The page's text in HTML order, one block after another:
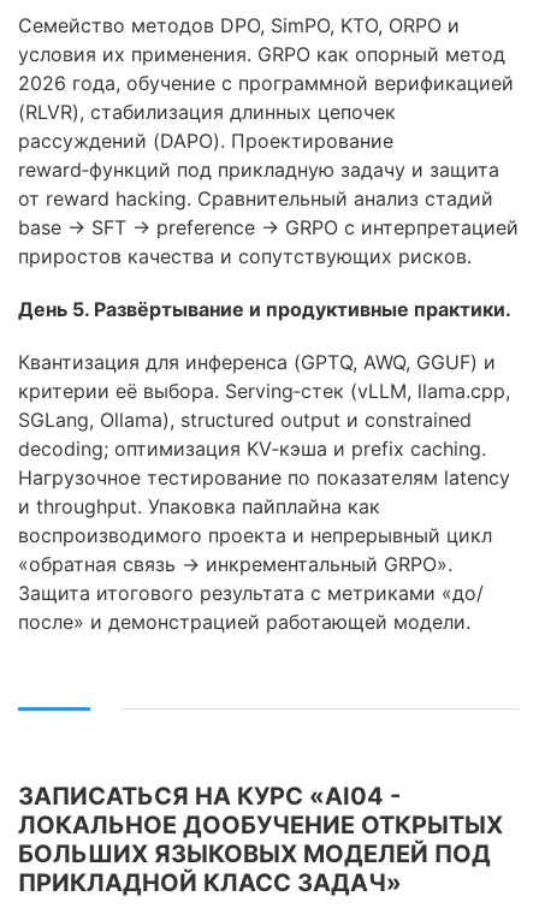
Семейство методов DPO, SimPO, KTO, ORPO и
условия их применения. GRPO как опорный метод
2026 года, обучение с программной верификацией
(RLVR), стабилизация длинных цепочек
рассуждений (DAPO). Проектирование
reward‑функций под прикладную задачу и защита
от reward hacking. Сравнительный анализ стадий
base → SFT → preference → GRPO с интерпретацией
приростов качества и сопутствующих рисков.
День 5. Развёртывание и продуктивные практики.
Квантизация для инференса (GPTQ, AWQ, GGUF) и
критерии её выбора. Serving‑стек (vLLM, llama.cpp,
SGLang, Ollama), structured output и constrained
decoding; оптимизация KV‑кэша и prefix caching.
Нагрузочное тестирование по показателям latency
и throughput. Упаковка пайплайна как
воспроизводимого проекта и непрерывный цикл
«обратная связь → инкрементальный GRPO».
Защита итогового результата с метриками «до/
после» и демонстрацией работающей модели.
ЗАПИСАТЬСЯ НА КУРС «AI04 -
ЛОКАЛЬНОЕ ДООБУЧЕНИЕ ОТКРЫТЫХ
БОЛЬШИХ ЯЗЫКОВЫХ МОДЕЛЕЙ ПОД
ПРИКЛАДНОЙ КЛАСС ЗАДАЧ»